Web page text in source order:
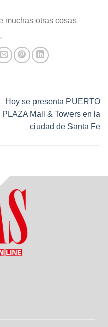
muchas otras cosas
Hoy se presenta PUERTO
PLAZA Mall & Towers en la
ciudad de Santa Fe